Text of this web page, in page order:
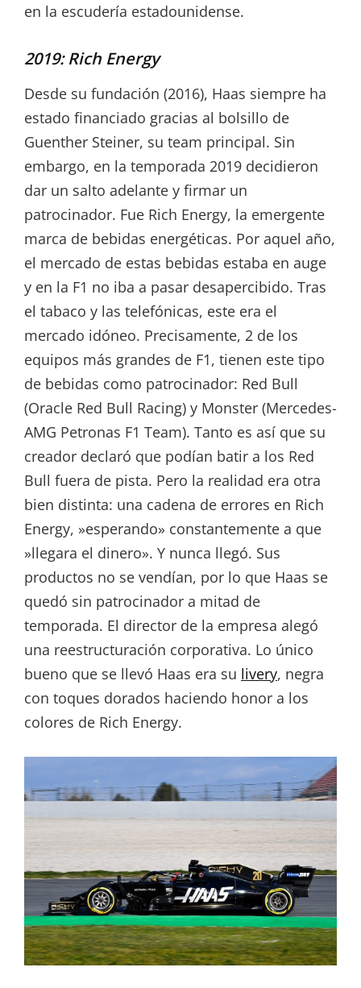
en la escudería estadounidense.
2019: Rich Energy
Desde su fundación (2016), Haas siempre ha
estado financiado gracias al bolsillo de
Guenther Steiner, su team principal. Sin
embargo, en la temporada 2019 decidieron
dar un salto adelante y firmar un
patrocinador. Fue Rich Energy, la emergente
marca de bebidas energéticas. Por aquel año,
el mercado de estas bebidas estaba en auge
y en la F1 no iba a pasar desapercibido. Tras
el tabaco y las telefónicas, este era el
mercado idóneo. Precisamente, 2 de los
equipos más grandes de F1, tienen este tipo
de bebidas como patrocinador: Red Bull
(Oracle Red Bull Racing) y Monster (Mercedes-
AMG Petronas F1 Team). Tanto es así que su
creador declaró que podían batir a los Red
Bull fuera de pista. Pero la realidad era otra
bien distinta: una cadena de errores en Rich
Energy, »esperando» constantemente a que
»llegara el dinero». Y nunca llegó. Sus
productos no se vendían, por lo que Haas se
quedó sin patrocinador a mitad de
temporada. El director de la empresa alegó
una reestructuración corporativa. Lo único
bueno que se llevó Haas era su livery, negra
con toques dorados haciendo honor a los
colores de Rich Energy.